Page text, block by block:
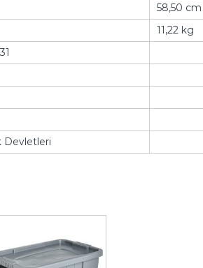
58,50 cm
11,22 kg
Devletleri